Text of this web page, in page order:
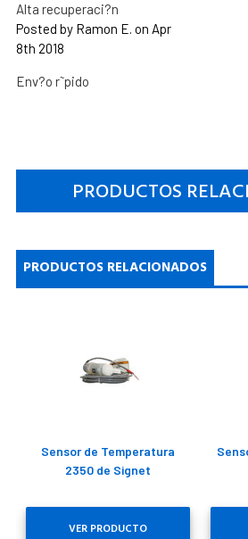
Alta recuperaci?n
Posted by Ramon E. on Apr
8th 2018
Env?o r˜pido
PRODUCTOS
PRODUCTOS RELACIONADOS
Sensor de Temperatura
2350 de Signet
VER PRODUCTO